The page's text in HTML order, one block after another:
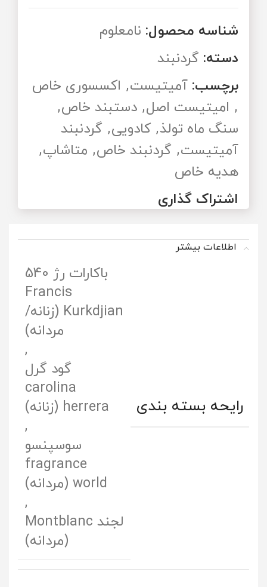
شناسه محصول: نامعلوم
دسته: گردنبند
برچسب: آمیتیست, اکسسوری خاص
, امیتیست اصل, دستبند خاص,
سنگ ماه تولذ, کادویی, گردنبند
آمیتیست, گردنبند خاص, متاشاپ,
هدیه خاص
اشتراک گذاری
اطلاعات بیشتر
رایحه‌ بسته‌ بندی
باکارات رژ 540
Francis
Kurkdjian (زنانه/
مردانه)
,
گود گرل
carolina
herrera (زنانه)
,
سوسپنسو
fragrance
world (مردانه)
,
لجند Montblanc
(مردانه)